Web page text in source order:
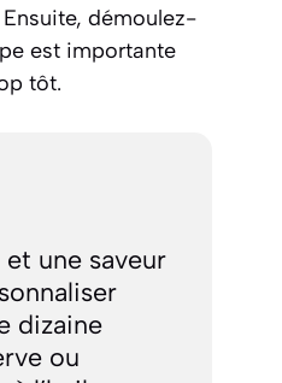
démoulez-
est importante
tôt.
une saveur
dizaine
ou